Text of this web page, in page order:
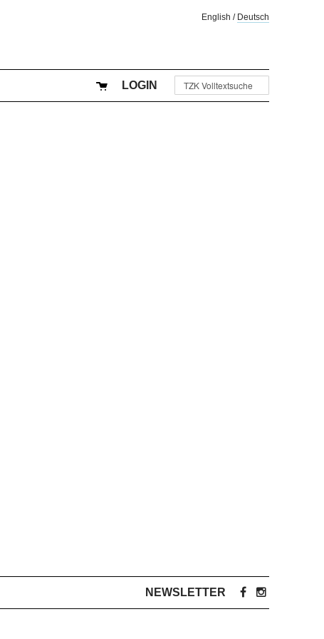
English / Deutsch
LOGIN
NEWSLETTER